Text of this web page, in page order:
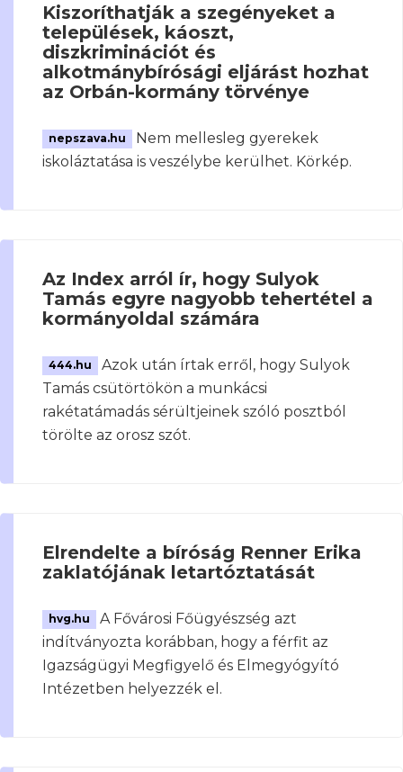
Kiszoríthatják a szegényeket a
települések, káoszt,
diszkriminációt és
alkotmánybírósági eljárást hozhat
az Orbán-kormány törvénye
nepszava.hu
Nem mellesleg gyerekek
iskoláztatása is veszélybe kerülhet. Körkép.
Az Index arról ír, hogy Sulyok
Tamás egyre nagyobb tehertétel a
kormányoldal számára
444.hu
Azok után írtak erről, hogy Sulyok
Tamás csütörtökön a munkácsi
rakétatámadás sérültjeinek szóló posztból
törölte az orosz szót.
Elrendelte a bíróság Renner Erika
zaklatójának letartóztatását
hvg.hu
A Fővárosi Főügyészség azt
indítványozta korábban, hogy a férfit az
Igazságügyi Megfigyelő és Elmegyógyító
Intézetben helyezzék el.